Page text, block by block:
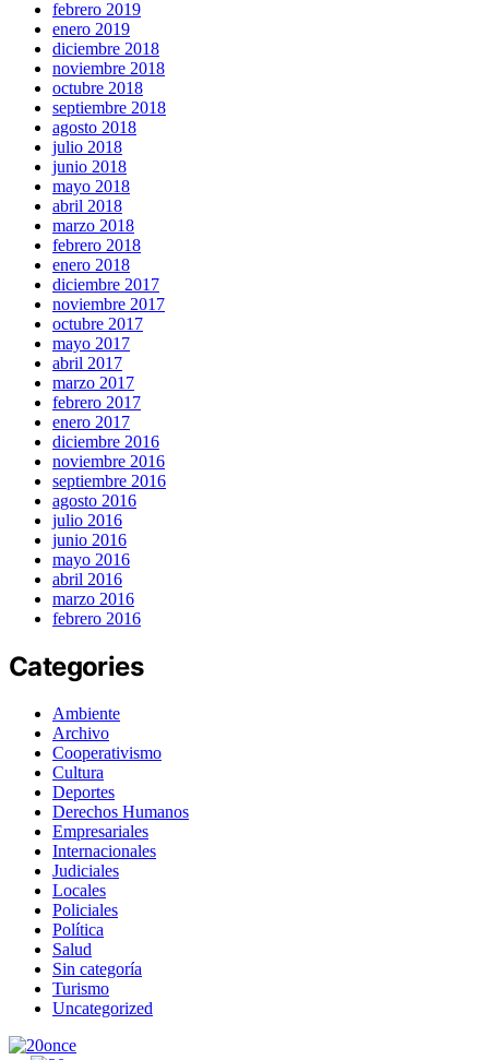
febrero 2019
enero 2019
diciembre 2018
noviembre 2018
octubre 2018
septiembre 2018
agosto 2018
julio 2018
junio 2018
mayo 2018
abril 2018
marzo 2018
febrero 2018
enero 2018
diciembre 2017
noviembre 2017
octubre 2017
mayo 2017
abril 2017
marzo 2017
febrero 2017
enero 2017
diciembre 2016
noviembre 2016
septiembre 2016
agosto 2016
julio 2016
junio 2016
mayo 2016
abril 2016
marzo 2016
febrero 2016
Categories
Ambiente
Archivo
Cooperativismo
Cultura
Deportes
Derechos Humanos
Empresariales
Internacionales
Judiciales
Locales
Policiales
Política
Salud
Sin categoría
Turismo
Uncategorized